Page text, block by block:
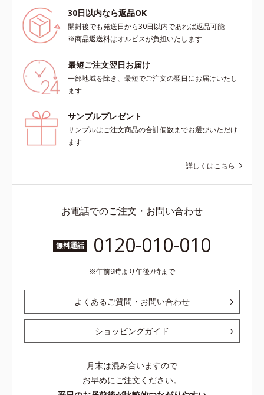
30日以内なら返品OK
開封後でも発送日から30日以内であれば返品可能
※商品返送料はオルビスが負担いたします
最短ご注文翌日お届け
一部地域を除き、最短でご注文の翌日にお届けいたし
ます
サンプルプレゼント
サンプルはご注文商品の合計個数までお選びいただけ
ます
詳しくはこちら
お電話でのご注文・お問い合わせ
無料通話 0120-010-010
午前9時より午後7時まで
よくあるご質問・お問い合わせ
ショッピングガイド
月末は混み合いますので
お早めにご注文ください。